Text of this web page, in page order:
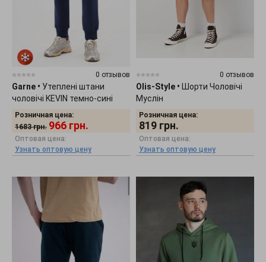
0 отзывов
Garne • Утеплені штани
чоловічі KEVIN темно-сині
3042432
Розничная цена:
1683 грн. 966 грн.
Оптовая цена:
Узнать оптовую цену
0 отзывов
Olis-Style •
Шорти Чоловічі
Муслін
Розничная цена:
819 грн.
Оптовая цена:
Узнать оптовую цену